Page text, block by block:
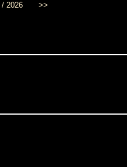
2026 >>